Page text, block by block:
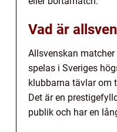
Vad är
Allsvenskan
spelas i Sveriges
klubbarna tävlar om
Det är en
publik och har en